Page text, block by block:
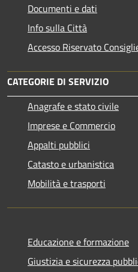
Documenti e dati
Info sulla Città
Accesso Riservato
CATEGORIE DI SERVIZIO
Anagrafe e stato civile
Imprese e Commercio
Appalti pubblici
Catasto e urbanistica
Mobilità e trasporti
Educazione e formazione
Giustizia e sicurezza